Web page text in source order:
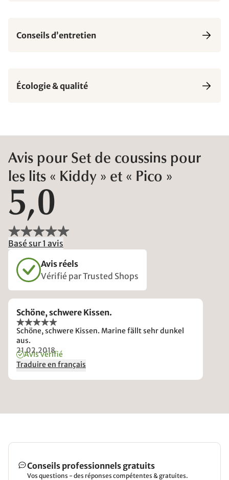
Conseils d’entretien
Écologie & qualité
Avis pour Set de coussins pour
les lits « Kiddy » et « Pico »
5,0
Basé sur 1 avis
Avis réels
Vérifié par Trusted Shops
Schöne, schwere Kissen.
Schöne, schwere Kissen. Marine fällt sehr dunkel
aus.
21.02.2018
Avis vérifié
Traduire en français
Conseils professionnels gratuits
Vos questions - des réponses compétentes & gratuites.